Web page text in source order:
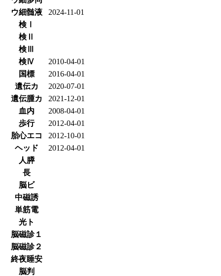
ウ細髄液
2024-11-01
検Ⅰ
検Ⅱ
検Ⅲ
検Ⅳ
2010-04-01
国標
2016-04-01
遺伝カ
2020-07-01
遺伝腫カ
2021-12-01
血内
2008-04-01
歩行
2012-04-01
胎心エコ
2012-10-01
ヘッド
2012-04-01
人膵
長
脳ビ
中磁誘
単筋電
光ト
脳磁診１
脳磁診２
終夜睡安
脳判